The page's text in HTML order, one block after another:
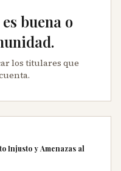
buena o
los titulares que
Injusto y Amenazas al